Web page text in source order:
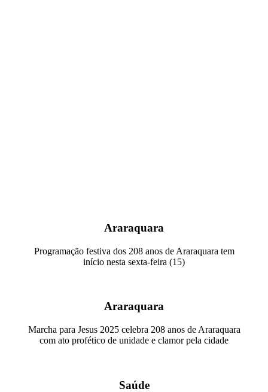
Araraquara
Programação festiva dos 208 anos de Araraquara tem
início nesta sexta-feira (15)
Araraquara
Marcha para Jesus 2025 celebra 208 anos de Araraquara
com ato profético de unidade e clamor pela cidade
Saúde